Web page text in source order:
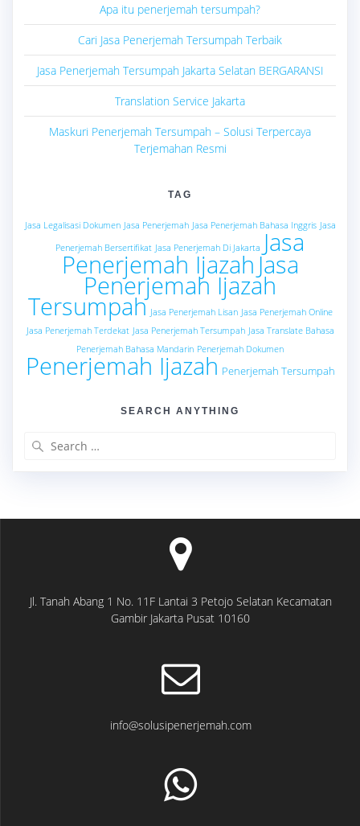
Apa itu penerjemah tersumpah?
Cari Jasa Penerjemah Tersumpah Terbaik
Jasa Penerjemah Tersumpah Jakarta Selatan BERGARANSI
Translation Service Jakarta
Maskuri Penerjemah Tersumpah – Solusi Terpercaya
Terjemahan Resmi
TAG
Jasa Legalisasi Dokumen Jasa Penerjemah Jasa Penerjemah Bahasa Inggris Jasa
Penerjemah Bersertifikat Jasa Penerjemah Di Jakarta Jasa
Penerjemah Ijazah Jasa
Penerjemah Ijazah
Tersumpah Jasa Penerjemah Lisan Jasa Penerjemah Online
Jasa Penerjemah Terdekat Jasa Penerjemah Tersumpah Jasa Translate Bahasa
Penerjemah Bahasa Mandarin Penerjemah Dokumen
Penerjemah Ijazah Penerjemah Tersumpah
SEARCH ANYTHING
Jl. Tanah Abang 1 No. 11F Lantai 3 Petojo Selatan Kecamatan
Gambir Jakarta Pusat 10160
info@solusipenerjemah.com